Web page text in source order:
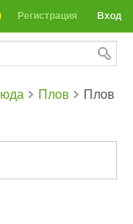
Вход
Регистрация
Плов
Плов